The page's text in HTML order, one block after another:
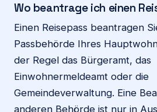
Wo beantrage ich einen
Einen Reisepass beantragen
Passbehörde Ihres
der Regel das Bürgeramt, das
Einwohnermeldeamt oder die
Gemeindeverwaltung. Eine
anderen Behörde ist nur in